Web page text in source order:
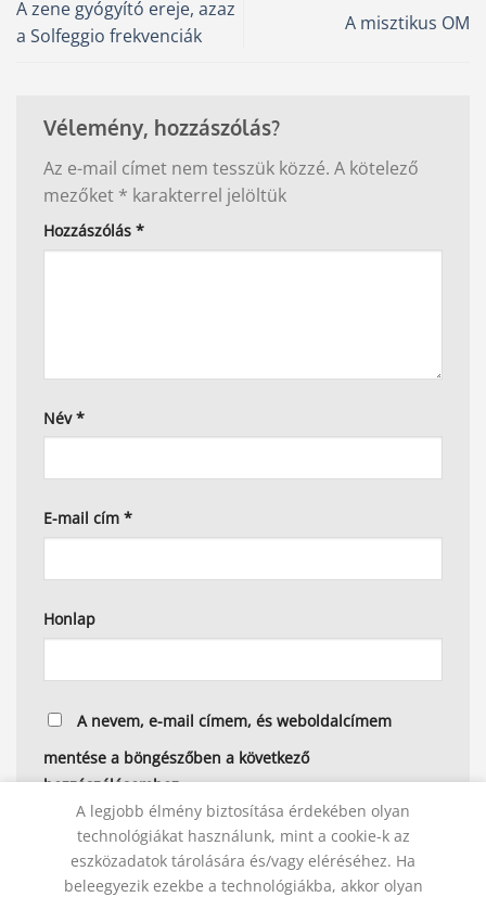
A zene gyógyító ereje, azaz
a Solfeggio frekvenciák
A misztikus OM
Vélemény, hozzászólás?
Az e-mail címet nem tesszük közzé. A kötelező
mezőket * karakterrel jelöltük
Hozzászólás *
Név*
E-mail cím *
Honlap
A nevem, e-mail címem, és weboldalcímem
mentése a böngészőben a következő
hozzászólásomhoz.
Alternative:
A legjobb élmény biztosítása érdekében olyan
technológiákat használunk, mint a cookie-k az
eszközadatok tárolására és/vagy eléréséhez. Ha
beleegyezik ezekbe a technológiákba, akkor olyan